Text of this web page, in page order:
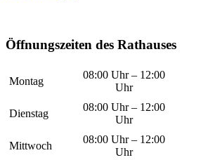
Öffnungszeiten des Rathauses
Montag
08:00 Uhr – 12:00
Uhr
Dienstag
08:00 Uhr – 12:00
Uhr
Mittwoch
08:00 Uhr – 12:00
Uhr